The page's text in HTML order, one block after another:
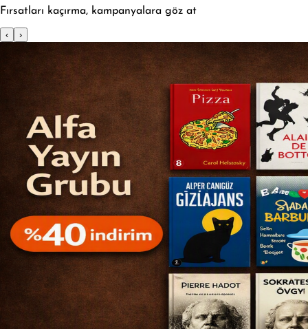
Fırsatları kaçırma, kampanyalara göz at
‹ ›